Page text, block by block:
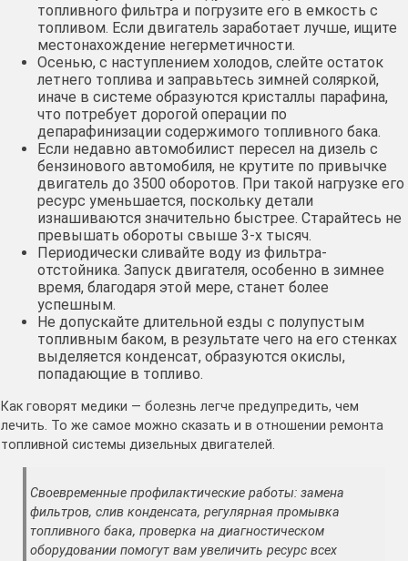
топливного фильтра и погрузите его в емкость с
топливом. Если двигатель заработает лучше, ищите
местонахождение негерметичности.
Осенью, с наступлением холодов, слейте остаток
летнего топлива и заправьтесь зимней соляркой,
иначе в системе образуются кристаллы парафина,
что потребует дорогой операции по
депарафинизации содержимого топливного бака.
Если недавно автомобилист пересел на дизель с
бензинового автомобиля, не крутите по привычке
двигатель до 3500 оборотов. При такой нагрузке его
ресурс уменьшается, поскольку детали
изнашиваются значительно быстрее. Старайтесь не
превышать обороты свыше 3-х тысяч.
Периодически сливайте воду из фильтра-
отстойника. Запуск двигателя, особенно в зимнее
время, благодаря этой мере, станет более
успешным.
Не допускайте длительной езды с полупустым
топливным баком, в результате чего на его стенках
выделяется конденсат, образуются окислы,
попадающие в топливо.
Как говорят медики — болезнь легче предупредить, чем
лечить. То же самое можно сказать и в отношении ремонта
топливной системы дизельных двигателей.
Своевременные профилактические работы: замена
фильтров, слив конденсата, регулярная промывка
топливного бака, проверка на диагностическом
оборудовании помогут вам увеличить ресурс всех